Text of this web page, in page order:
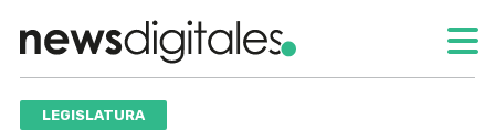
LEGISLATURA